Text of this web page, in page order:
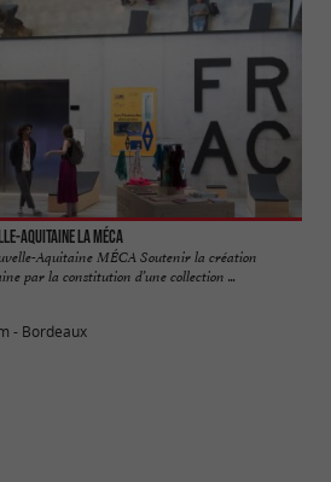
Aquitaine La MÉCA
Aquitaine MÉCA Soutenir la création
par la constitution d’une collection ...
- Bordeaux